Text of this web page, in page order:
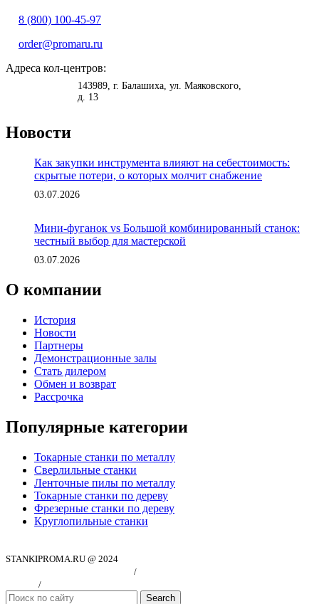
8 (800) 100-45-97
order@promaru.ru
Адреса кол-центров:
143989, г. Балашиха, ул. Маяковского,
д. 13
Новости
Как закупки инструмента влияют на себестоимость:
скрытые потери, о которых молчит снабжение
03.07.2026
Мини-фуганок vs Большой комбинированный станок:
честный выбор для мастерской
03.07.2026
О компании
История
Новости
Партнеры
Демонстрационные залы
Стать дилером
Обмен и возврат
Рассрочка
Популярные категории
Токарные станки по металлу
Сверлильные станки
Ленточные пилы по металлу
Токарные станки по дереву
Фрезерные станки по дереву
Круглопильные станки
STANKIPROMA.RU @ 2024
/
/
Search